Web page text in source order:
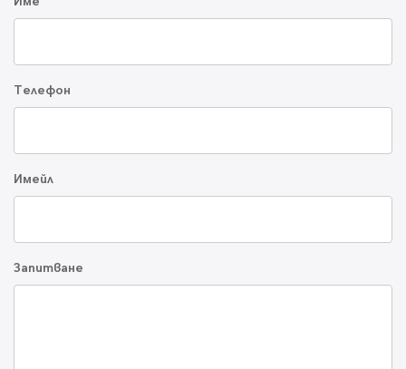
Телефон
Имейл
Запитване